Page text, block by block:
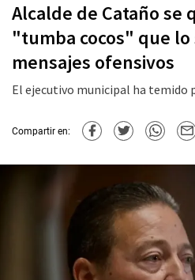
Alcalde de Cataño se
"tumba cocos" que lo
mensajes ofensivos
El ejecutivo municipal ha temido
Compartir en: